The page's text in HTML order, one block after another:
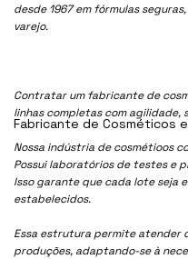
desde 1967 em fórmulas
varejo.
Contratar um fabricante de
linhas completas com agilidade,
Nossa indústria de cosmétioos
Possui laboratórios de testes e
Isso garante que cada lote seja
estabelecidos.
Essa estrutura permite atender
produções, adaptando-se à
Fabricante de Cosméticos